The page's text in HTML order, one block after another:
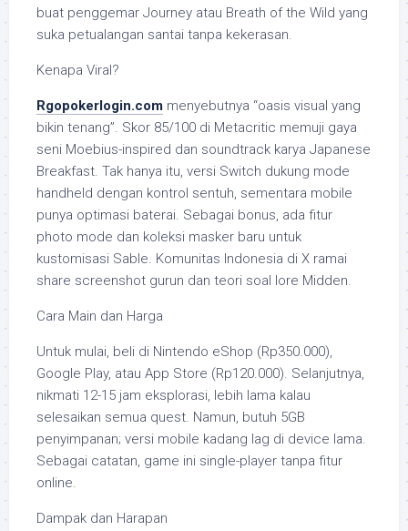
buat penggemar Journey atau Breath of the Wild yang
suka petualangan santai tanpa kekerasan.
Kenapa Viral?
Rgopokerlogin.com menyebutnya “oasis visual yang
bikin tenang”. Skor 85/100 di Metacritic memuji gaya
seni Moebius-inspired dan soundtrack karya Japanese
Breakfast. Tak hanya itu, versi Switch dukung mode
handheld dengan kontrol sentuh, sementara mobile
punya optimasi baterai. Sebagai bonus, ada fitur
photo mode dan koleksi masker baru untuk
kustomisasi Sable. Komunitas Indonesia di X ramai
share screenshot gurun dan teori soal lore Midden.
Cara Main dan Harga
Untuk mulai, beli di Nintendo eShop (Rp350.000),
Google Play, atau App Store (Rp120.000). Selanjutnya,
nikmati 12-15 jam eksplorasi, lebih lama kalau
selesaikan semua quest. Namun, butuh 5GB
penyimpanan; versi mobile kadang lag di device lama.
Sebagai catatan, game ini single-player tanpa fitur
online.
Dampak dan Harapan